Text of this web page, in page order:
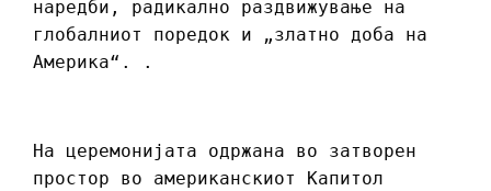
наредби, радикално раздвижување на
глобалниот поредок и „златно доба на
Америка“. .
На церемонијата одржана во затворен
простор во американскиот Капитол